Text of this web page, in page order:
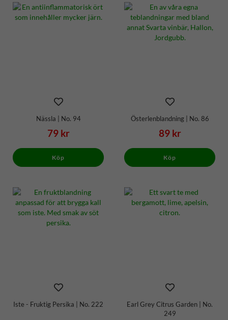
Nässla | No. 94
79 kr
Köp
Österlenblandning | No. 86
89 kr
Köp
Iste - Fruktig Persika | No. 222
Earl Grey Citrus Garden | No.
249